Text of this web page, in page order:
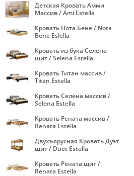
Детская Кровать Амми
Массив / Ami Estella
Кровать Нота Бене / Nota
Bene Eslella
Кровать из бука Селена
щит / Selena Estella
Кровать Титан массив /
Titan Estella
Кровать Селена массив /
Selena Estella
Кровать Рената массив /
Renata Estella
Двухъярусная Кровать Дуэт
щит / Duet Estella
Кровать Рената щит /
Renata Estella